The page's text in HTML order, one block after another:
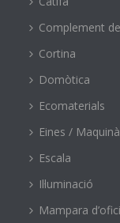
Complement
Cortina
Domòtica
Ecomaterials
Eines /
Escala
Il·luminació
Mampara